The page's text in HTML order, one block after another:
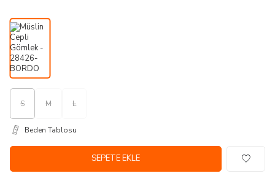
S M L
Beden Tablosu
SEPETE EKLE